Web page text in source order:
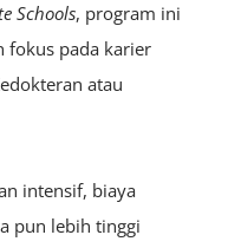
Schools, program ini
fokus pada karier
atau
intensif, biaya
pun lebih tinggi